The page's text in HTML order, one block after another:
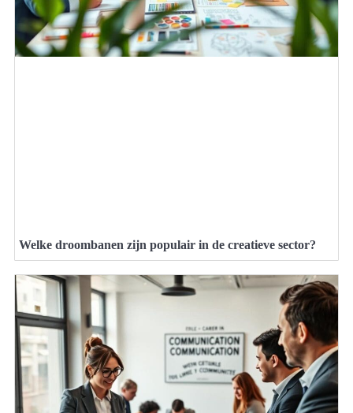
Welke droombanen zijn populair in de creatieve sector?